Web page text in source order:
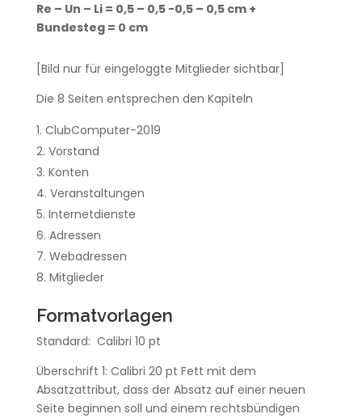
Re – Un – Li = 0,5 – 0,5 -0,5 – 0,5 cm +
Bundesteg = 0 cm
[Bild nur für eingeloggte Mitglieder sichtbar]
Die 8 Seiten entsprechen den Kapiteln
ClubComputer-2019
Vorstand
Konten
Veranstaltungen
Internetdienste
Adressen
Webadressen
Mitglieder
Formatvorlagen
Standard: Calibri 10 pt
Überschrift 1: Calibri 20 pt Fett mit dem
Absatzattribut, dass der Absatz auf einer neuen
Seite beginnen soll und einem rechtsbündigen